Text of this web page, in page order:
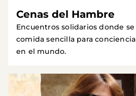
Cenas del Hambre
Encuentros solidarios donde
comida sencilla para
en el mundo.